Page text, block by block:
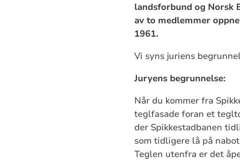
landsforbund og Norsk
av to medlemmer
1961.
Vi syns juriens
Juryens begrunnelse:
Når du kommer fra
teglfasade foran et
der Spikkestadbanen
som tidligere lå på
Teglen utenfra er det